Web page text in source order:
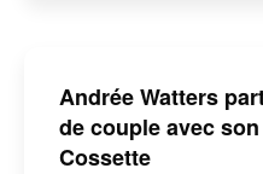
Andrée Watters
de couple avec
Cossette